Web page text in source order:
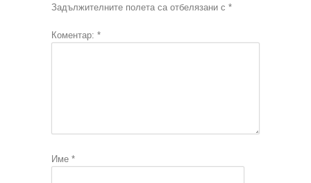
Задължителните полета са отбелязани с *
Коментар: *
Име *